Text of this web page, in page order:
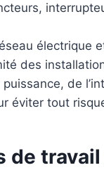
électrique
des
de
éviter tout
de